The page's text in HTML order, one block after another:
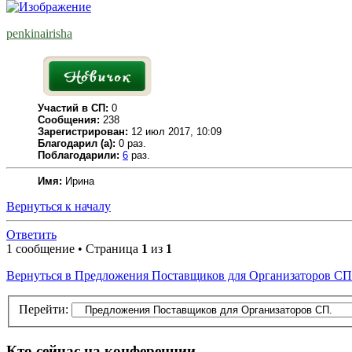
penkinairisha
Участий в СП: 0
Сообщения: 238
Зарегистрирован: 12 июл 2017, 10:09
Благодарил (а): 0 раз.
Поблагодарили: 6 раз.
Имя: Ирина
Вернуться к началу
Ответить
1 сообщение • Страница 1 из 1
Вернуться в Предложения Поставщиков для Организаторов
Перейти: